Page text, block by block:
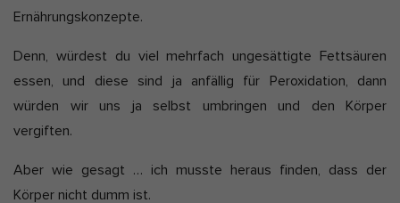
Ernährungskonzepte.
Denn, würdest du viel mehrfach ungesättigte Fettsäuren
essen, und diese sind ja anfällig für Peroxidation, dann
würden wir uns ja selbst umbringen und den Körper
vergiften.
Aber wie gesagt … ich musste heraus finden, dass der
Körper nicht dumm ist.